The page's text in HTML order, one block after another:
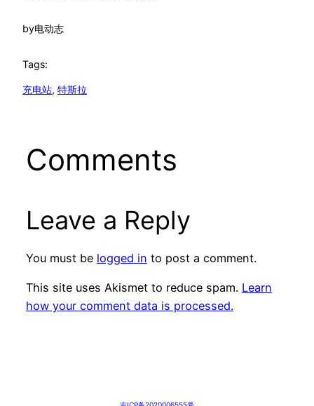
by电动志
Tags:
充电站, 特斯拉
Comments
Leave a Reply
You must be logged in to post a comment.
This site uses Akismet to reduce spam. Learn
how your comment data is processed.